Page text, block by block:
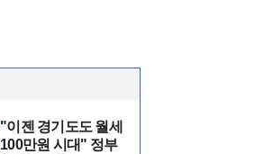
"이젠 경기도도 월세
100만원 시대" 정부